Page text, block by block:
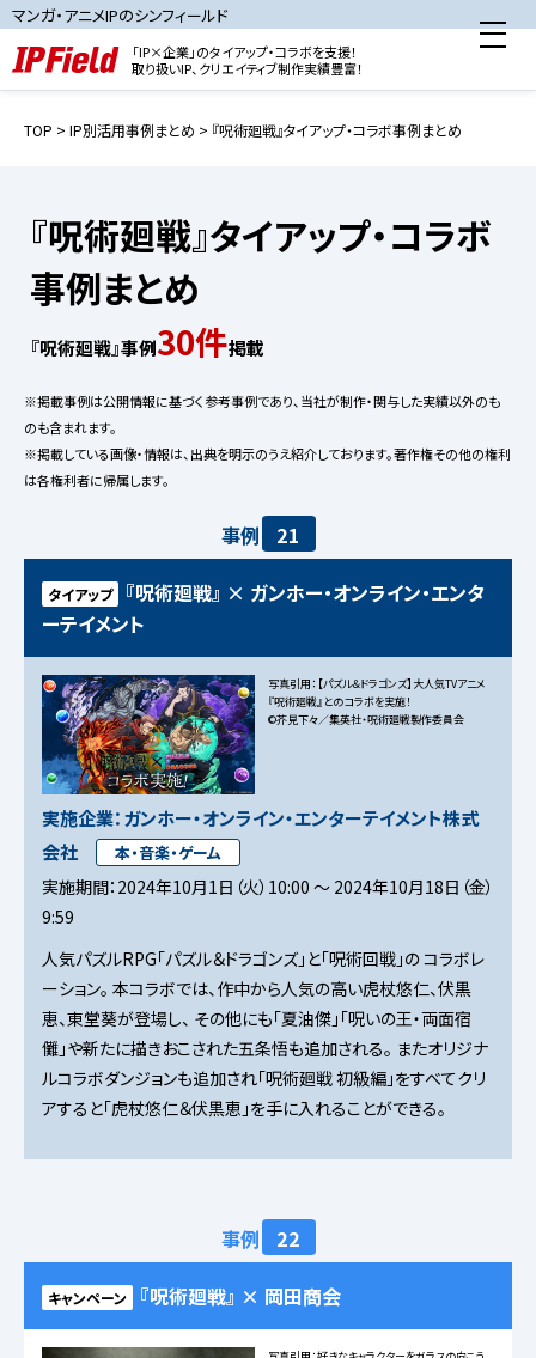
マンガ・アニメIPのシンフィールド
「IP×企業」のタイアップ・コラボを支援！
取り扱いIP、クリエイティブ制作実績豊富！
TOP > IP別活用事例まとめ > 『呪術廻戦』タイアップ・コラボ事例まとめ
『呪術廻戦』タイアップ・コラボ
事例まとめ
『呪術廻戦』事例30件掲載
※掲載事例は公開情報に基づく参考事例であり、当社が制作・関与した実績以外のも
のも含まれます。
※掲載している画像・情報は、出典を明示のうえ紹介しております。著作権その他の権利
は各権利者に帰属します。
事例 21
タイアップ
『呪術廻戦』 × ガンホー・オンライン・エンタ
ーテイメント
写真引用：【パズル＆ドラゴンズ】大人気TVアニメ
『呪術廻戦』とのコラボを実施！
©芥見下々／集英社・呪術廻戦製作委員会
実施企業：ガンホー・オンライン・エンターテイメント株式
会社
本・音楽・ゲーム
実施期間：2024年10月1日（火）10:00 ～ 2024年10月18日（金）
9:59
人気パズルRPG「パズル＆ドラゴンズ」と「呪術回戦」の コラボレ
ーション。 本コラボでは、作中から人気の高い虎杖悠仁、伏黒
恵、東堂葵が登場し、 その他にも「夏油傑」「呪いの王・両面宿
儺」や新たに描きおこされた五条悟も追加される。 またオリジナ
ルコラボダンジョンも追加され「呪術廻戦 初級編」をすべてクリ
アすると「虎杖悠仁＆伏黒恵」を手に入れることができる。
事例 22
キャンペーン 『呪術廻戦』 × 岡田商会